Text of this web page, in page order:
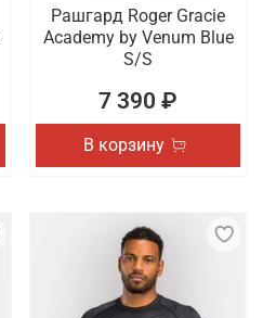
Рашгард Roger Gracie
Academy by Venum Blue
S/S
7 390 ₽
В корзину